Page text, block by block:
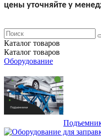
цены уточняйте у
Каталог товаров
Каталог товаров
Оборудование